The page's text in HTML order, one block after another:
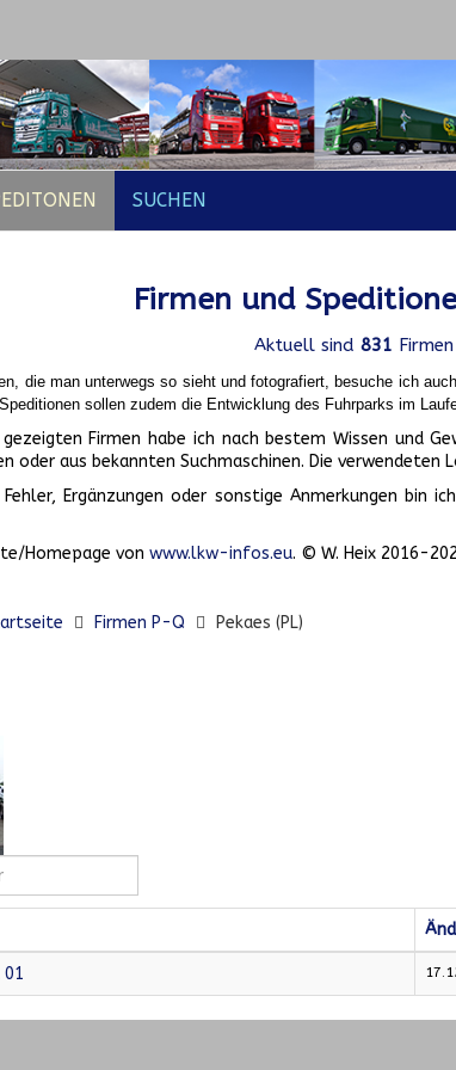
SUCHEN
Firmen und
Aktuell sind 831
die man unterwegs so sieht und fotografiert, besuche ich
sollen zudem die Entwicklung des Fuhrparks im
Firmen habe ich nach bestem Wissen und
oder aus bekannten Suchmaschinen. Die
Fehler, Ergänzungen oder sonstige Anmerkungen
Homepage von www.lkw-infos.eu. © W. Heix 2016-
Firmen P-Q Pekaes (PL)
01